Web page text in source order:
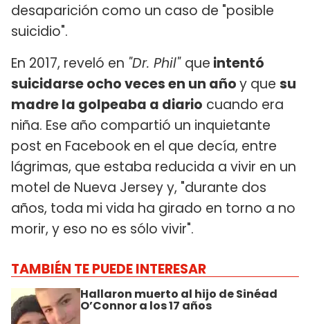
desaparición como un caso de "posible
suicidio".
En 2017, reveló en "Dr. Phil" que intentó
suicidarse ocho veces en un añoy que su
madre la golpeaba a diario cuando era
niña. Ese año compartió un inquietante
post en Facebook en el que decía, entre
lágrimas, que estaba reducida a vivir en un
motel de Nueva Jersey y, "durante dos
años, toda mi vida ha girado en torno a no
morir, y eso no es sólo vivir".
TAMBIÉN TE PUEDE INTERESAR
Hallaron muerto al hijo de Sinéad
O’Connor a los 17 años